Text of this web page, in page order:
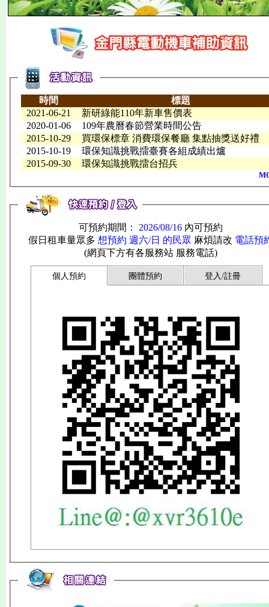
時間
標題
2021-06-21
新研綠能110年新車售價表
2020-01-06
109年農曆春節營業時間公告
2015-10-29
買環保標章 消費環保餐廳 集點抽獎送好禮
2015-10-19
環保知識挑戰擂臺賽各組成績出爐
2015-09-30
環保知識挑戰擂台招兵
可預約期間： 2026/08/16內可預約
假日租車量眾多 想預約 週六/日 的民眾 麻煩請改 電話預
(網頁下方有各服務站 服務電話)
個人預約 團體預約 登入/註冊